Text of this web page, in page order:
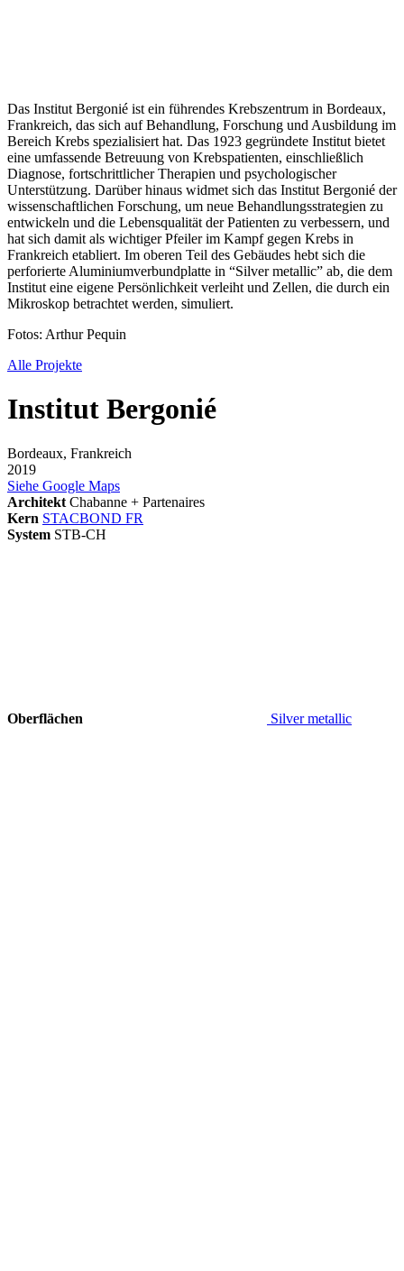
Das Institut Bergonié ist ein führendes Krebszentrum in Bordeaux,
Frankreich, das sich auf Behandlung, Forschung und Ausbildung im
Bereich Krebs spezialisiert hat. Das 1923 gegründete Institut bietet
eine umfassende Betreuung von Krebspatienten, einschließlich
Diagnose, fortschrittlicher Therapien und psychologischer
Unterstützung. Darüber hinaus widmet sich das Institut Bergonié der
wissenschaftlichen Forschung, um neue Behandlungsstrategien zu
entwickeln und die Lebensqualität der Patienten zu verbessern, und
hat sich damit als wichtiger Pfeiler im Kampf gegen Krebs in
Frankreich etabliert. Im oberen Teil des Gebäudes hebt sich die
perforierte Aluminiumverbundplatte in “Silver metallic” ab, die dem
Institut eine eigene Persönlichkeit verleiht und Zellen, die durch ein
Mikroskop betrachtet werden, simuliert.
Fotos: Arthur Pequin
Alle Projekte
Institut Bergonié
Bordeaux, Frankreich
2019
Siehe Google Maps
Architekt Chabanne + Partenaires
Kern STACBOND FR
System STB-CH
Oberflächen Silver metallic